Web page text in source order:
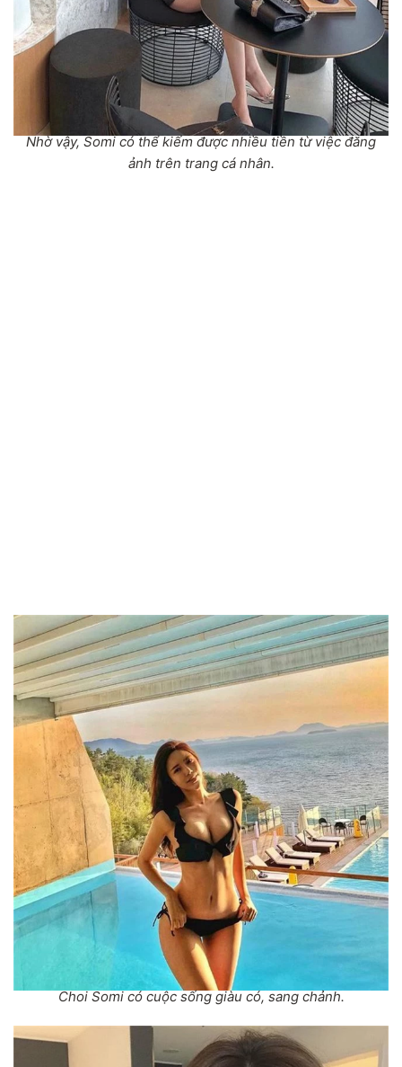
Nhờ vậy, Somi có thể kiếm được nhiều tiền từ việc đăng
ảnh trên trang cá nhân.
Choi Somi có cuộc sống giàu có, sang chảnh.